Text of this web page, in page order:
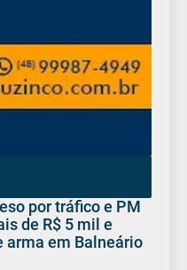
por tráfico e PM
de R$ 5 mil e
arma em Balneário